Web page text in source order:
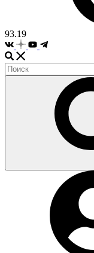
93.19